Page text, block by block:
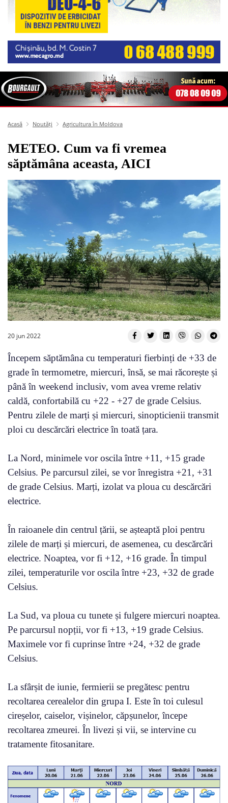
Acasă Noutăți Agricultura în Moldova
METEO. Cum va fi vremea
săptămâna aceasta, AICI
20 jun 2022
Începem săptămâna cu temperaturi fierbinți de +33 de
grade în termometre, miercuri, însă, se mai răcorește și
până în weekend inclusiv, vom avea vreme relativ
caldă, confortabilă cu +22 - +27 de grade Celsius.
Pentru zilele de marți și miercuri, sinopticienii transmit
ploi cu descărcări electrice în toată țara.
La Nord, minimele vor oscila între +11, +15 grade
Celsius. Pe parcursul zilei, se vor înregistra +21, +31
de grade Celsius. Marți, izolat va ploua cu descărcări
electrice.
În raioanele din centrul țării, se așteaptă ploi pentru
zilele de marți și miercuri, de asemenea, cu descărcări
electrice. Noaptea, vor fi +12, +16 grade. În timpul
zilei, temperaturile vor oscila între +23, +32 de grade
Celsius.
La Sud, va ploua cu tunete și fulgere miercuri noaptea.
Pe parcursul nopții, vor fi +13, +19 grade Celsius.
Maximele vor fi cuprinse între +24, +32 de grade
Celsius.
La sfârșit de iunie, fermierii se pregătesc pentru
recoltarea cerealelor din grupa I. Este în toi culesul
cireșelor, caiselor, vișinelor, căpșunelor, începe
recoltarea zmeurei. În livezi și vii, se intervine cu
tratamente fitosanitare.